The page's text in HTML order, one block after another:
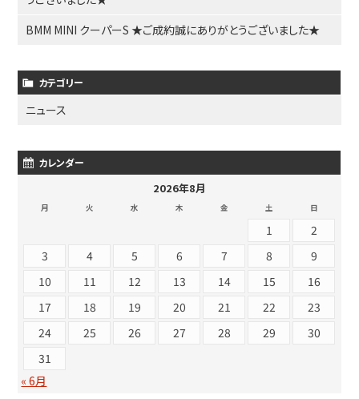
BMM MINI クーパーS ★ご成約誠にありがとうございました★
カテゴリー
ニュース
カレンダー
2026年8月
月 火 水 木 金 土 日
1
2
3
4 5 6 7 8
9
10
11 12 13 14 15
16
17
18 19 20 21 22
23
24
25 26 27 28 29
30
31
« 6月